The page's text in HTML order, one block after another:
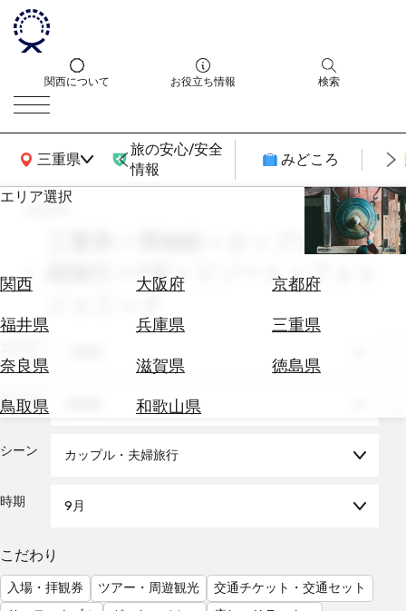
関西について お役立ち情報 検索
三重県
関西広域MAP
旅の安心/安全
情報
みどころ
エリア選択
関西 大阪府
京都府
福井県
兵庫県
三重県
奈良県
滋賀県
徳島県
鳥取県
和歌山県
エ
券
テ
を
を
見
る
search
三重県 × 博物館 × カップル・夫
婦旅行 × 9月 × リゾート × フォト
テーマ
シーン カップル・夫婦旅行
時期 9月
こだわり
入場・拝観券 ツアー・周遊観光
交通チケット・交通セット